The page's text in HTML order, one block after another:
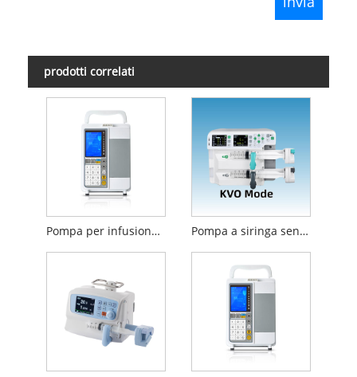
prodotti correlati
Pompa per infusione stabile Pompa a siringa sensibile